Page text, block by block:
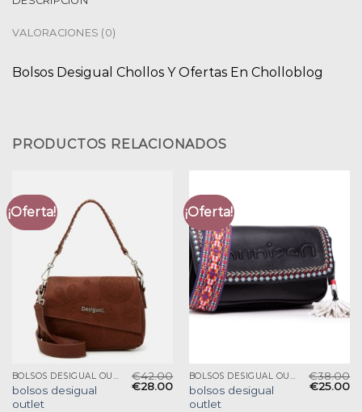
VALORACIONES (0)
Bolsos Desigual Chollos Y Ofertas En Cholloblog
PRODUCTOS RELACIONADOS
¡Oferta!
BOLSOS DESIGUAL OUTLET
bolsos desigual
outlet
€42.00
€28.00
¡Oferta!
BOLSOS DESIGUAL OUTLET
bolsos desigual
outlet
€38.00
€25.00